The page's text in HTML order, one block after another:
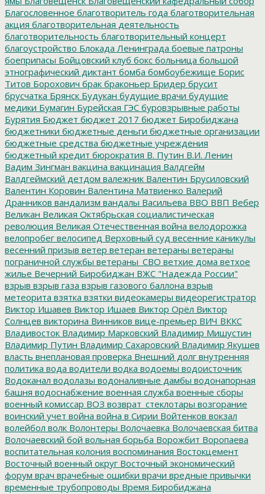
Благословенное благотворитель года благотворительная
акция благотворительная деятельность
благотворительность благотворительный концерт
благоустройство Блокада Ленинграда боевые патроны
боеприпасы Бойцовский клуб бокс больница большой
этнографический диктант бомба бомбоубежище Борис
Титов Борохович брак браконьер Бридер брусит
брусчатка Брянск Будукан будущие врачи будущие
медики Бумагин Бурейская ГЭС буровзрывные работы
Бурятия Бюджет бюджет 2017 бюджет Биробиджана
бюджетники бюджетные деньги бюджетные организации
бюджетные средства бюджетные учреждения
бюджетный кредит бюрократия В. Путин В.И. Ленин
Вадим Зингман вакцина вакцинация Валдгейм
Валдгеймский детдом валежник Валентин Брусиловский
Валентин Коровин Валентина Матвиенко Валерий
Дранников вандализм вандалы Васильева ВВО ВВП Вебер
Великан Великая Октябрьская социалистическая
революция Великая Отечественная война велодорожка
велопробег велосипед Верховный суд весенние каникулы
весенний призыв ветер ветеран ветераны ветераны
пограничной службы ветераны_СВО ветхие дома ветхое
жилье Вечерний Биробиджан ВЖС "Надежда России"
взрыв взрыв газа взрыв газового баллона взрыв
метеорита взятка взятки видеокамеры видеорегистратор
Виктор Ишавев Виктор Ишаев Виктор Орёл Виктор
Солнцев викторина Винников вице-премьер ВИЧ ВККС
Владивосток Владимир Марковский Владимир Мишустин
Владимир Путин Владимир Сахаровский Владимир Якушев
власть внеплановая проверка Внешний долг внутренняя
политика вода водители водка водоемы водоисточник
Водоканал водолазы водоналивные дамбы водонапорная
башня водоснабжение военная служба военные сборы
военный комиссар ВОЗ возврат_стеклотары возгорание
воинский учет война война в Сирии Войтенков вокзал
волейбол волк Волонтеры Волочаевка Волочаевская битва
Волочаевский бой вольная борьба Ворожбит Воропаева
воспитательная колония воспоминания Востокцемент
Восточный военный округ Восточный экономический
форум врач врачебные ошибки врачи вредные привычки
временные трубопроводы Время Биробиджана